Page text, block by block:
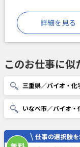
詳細を見る
このお仕事に似
三重県／バイオ・化
いなべ市／バイオ・